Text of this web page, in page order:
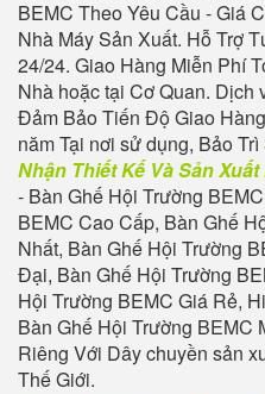
BEMC Theo Yêu Cầu - Giá
Nhà Máy Sản Xuất. Hỗ Trợ
24/24. Giao Hàng Miễn Phí
Nhà hoặc tại Cơ Quan. Dịch
Đảm Bảo Tiến Độ Giao
năm Tại nơi sử dụng, Bảo
Nhận Thiết Kế Và Sản
- Bàn Ghế Hội Trường
BEMC Cao Cấp, Bàn Ghế
Nhất, Bàn Ghế Hội Trường
Đại, Bàn Ghế Hội Trường
Hội Trường BEMC Giá Rẻ,
Bàn Ghế Hội Trường BEMC
Riêng Với Dây chuyền sản
Thế Giới.